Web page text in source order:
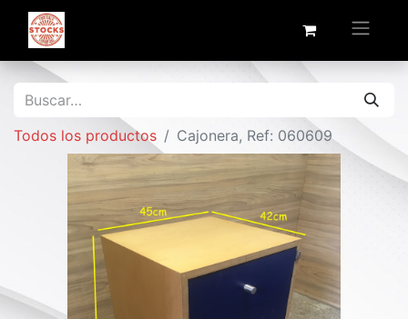
Todos los productos Cajonera, Ref: 060609